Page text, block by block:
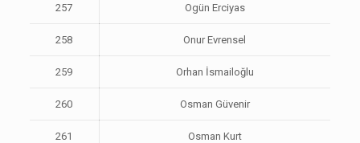
257 Ogün Erciyas
258 Onur Evrensel
259 Orhan İsmailoğlu
260 Osman Güvenir
261 Osman Kurt